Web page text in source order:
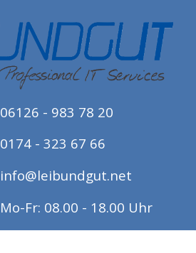
06126 - 983 78 20
0174 - 323 67 66
info@leibundgut.net
Mo-Fr: 08.00 - 18.00 Uhr